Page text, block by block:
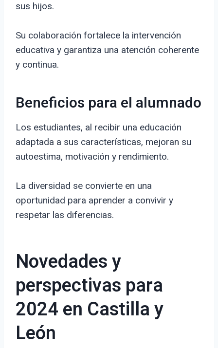
sus hijos.
Su colaboración fortalece la intervención
educativa y garantiza una atención coherente
y continua.
Beneficios para el alumnado
Los estudiantes, al recibir una educación
adaptada a sus características, mejoran su
autoestima, motivación y rendimiento.
La diversidad se convierte en una
oportunidad para aprender a convivir y
respetar las diferencias.
Novedades y
perspectivas para
2024 en Castilla y
León